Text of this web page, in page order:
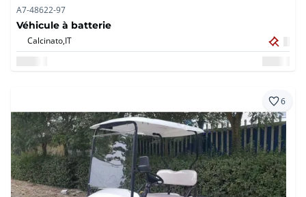
A7-48622-97
Véhicule à batterie
Calcinato,IT
6